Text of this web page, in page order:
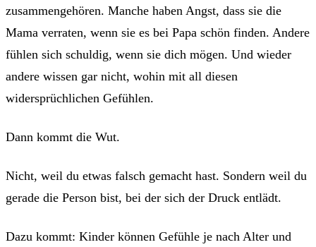
zusammengehören. Manche haben Angst, dass sie die
Mama verraten, wenn sie es bei Papa schön finden. Andere
fühlen sich schuldig, wenn sie dich mögen. Und wieder
andere wissen gar nicht, wohin mit all diesen
widersprüchlichen Gefühlen.
Dann kommt die Wut.
Nicht, weil du etwas falsch gemacht hast. Sondern weil du
gerade die Person bist, bei der sich der Druck entlädt.
Dazu kommt: Kinder können Gefühle je nach Alter und